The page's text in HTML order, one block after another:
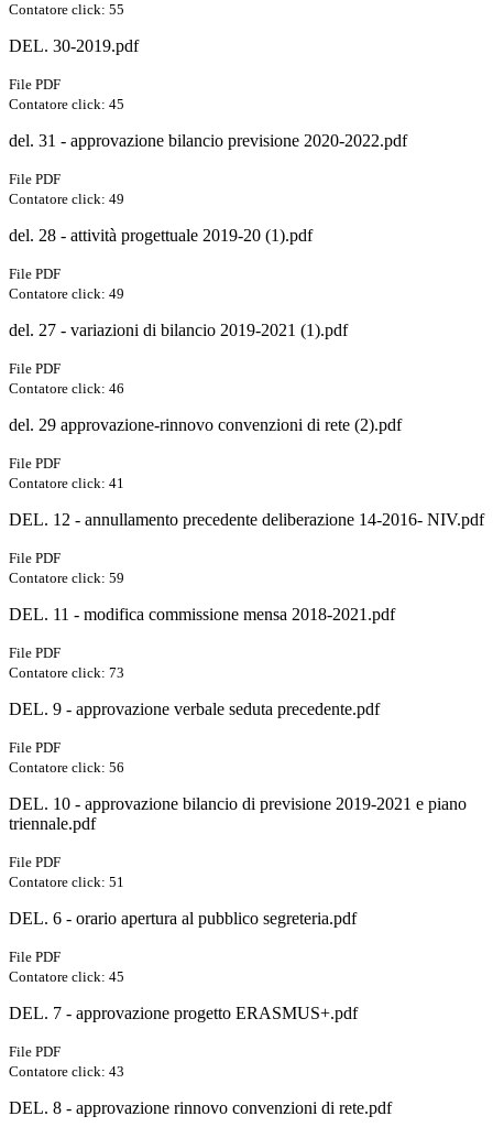
Contatore click: 55
DEL. 30-2019.pdf
File PDF
Contatore click: 45
del. 31 - approvazione bilancio previsione 2020-2022.pdf
File PDF
Contatore click: 49
del. 28 - attività progettuale 2019-20 (1).pdf
File PDF
Contatore click: 49
del. 27 - variazioni di bilancio 2019-2021 (1).pdf
File PDF
Contatore click: 46
del. 29 approvazione-rinnovo convenzioni di rete (2).pdf
File PDF
Contatore click: 41
DEL. 12 - annullamento precedente deliberazione 14-2016- NIV.pdf
File PDF
Contatore click: 59
DEL. 11 - modifica commissione mensa 2018-2021.pdf
File PDF
Contatore click: 73
DEL. 9 - approvazione verbale seduta precedente.pdf
File PDF
Contatore click: 56
DEL. 10 - approvazione bilancio di previsione 2019-2021 e piano
triennale.pdf
File PDF
Contatore click: 51
DEL. 6 - orario apertura al pubblico segreteria.pdf
File PDF
Contatore click: 45
DEL. 7 - approvazione progetto ERASMUS+.pdf
File PDF
Contatore click: 43
DEL. 8 - approvazione rinnovo convenzioni di rete.pdf